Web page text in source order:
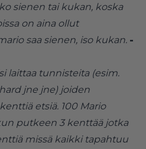
sienen tai kukan, koska
on aina ollut
saa sienen, iso kukan. -
laittaa tunnisteita (esim.
jne jne) joiden
etsiä. 100 Mario
putkeen 3 kenttää jotka
missä kaikki tapahtuu